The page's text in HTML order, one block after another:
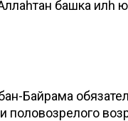
башка иләһ
Байрама
половозрелого